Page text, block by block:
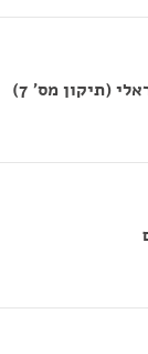
(תיקון מס' 7)